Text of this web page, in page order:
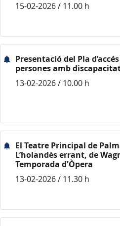
15-02-2026 / 11.00 h
Presentació del Pla
persones amb
13-02-2026 / 10.00 h
El Teatre Principal de
L’holandès errant, de
Temporada d'Òpera
13-02-2026 / 11.30 h